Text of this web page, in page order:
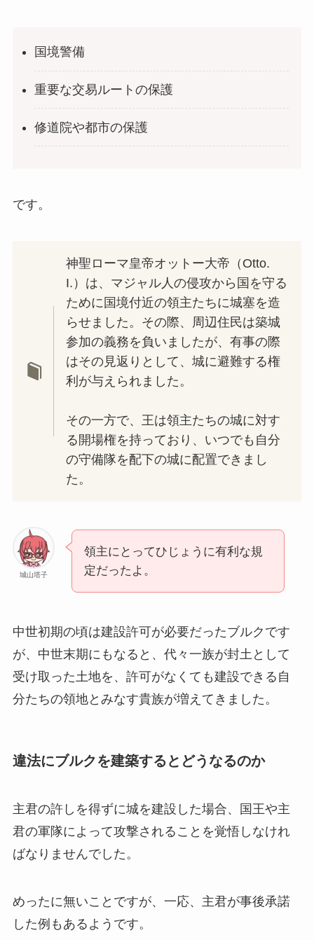
国境警備
重要な交易ルートの保護
修道院や都市の保護
です。
神聖ローマ皇帝オットー大帝（Otto.
I.）は、マジャル人の侵攻から国を守る
ために国境付近の領主たちに城塞を造
らせました。その際、周辺住民は築城
参加の義務を負いましたが、有事の際
はその見返りとして、城に避難する権
利が与えられました。
その一方で、王は領主たちの城に対す
る開場権を持っており、いつでも自分
の守備隊を配下の城に配置できまし
た。
城山塔子
領主にとってひじょうに有利な規
定だったよ。
中世初期の頃は建設許可が必要だったブルクです
が、中世末期にもなると、代々一族が封土として
受け取った土地を、許可がなくても建設できる自
分たちの領地とみなす貴族が増えてきました。
違法にブルクを建築するとどうなるのか
主君の許しを得ずに城を建設した場合、国王や主
君の軍隊によって攻撃されることを覚悟しなけれ
ばなりませんでした。
めったに無いことですが、一応、主君が事後承諾
した例もあるようです。